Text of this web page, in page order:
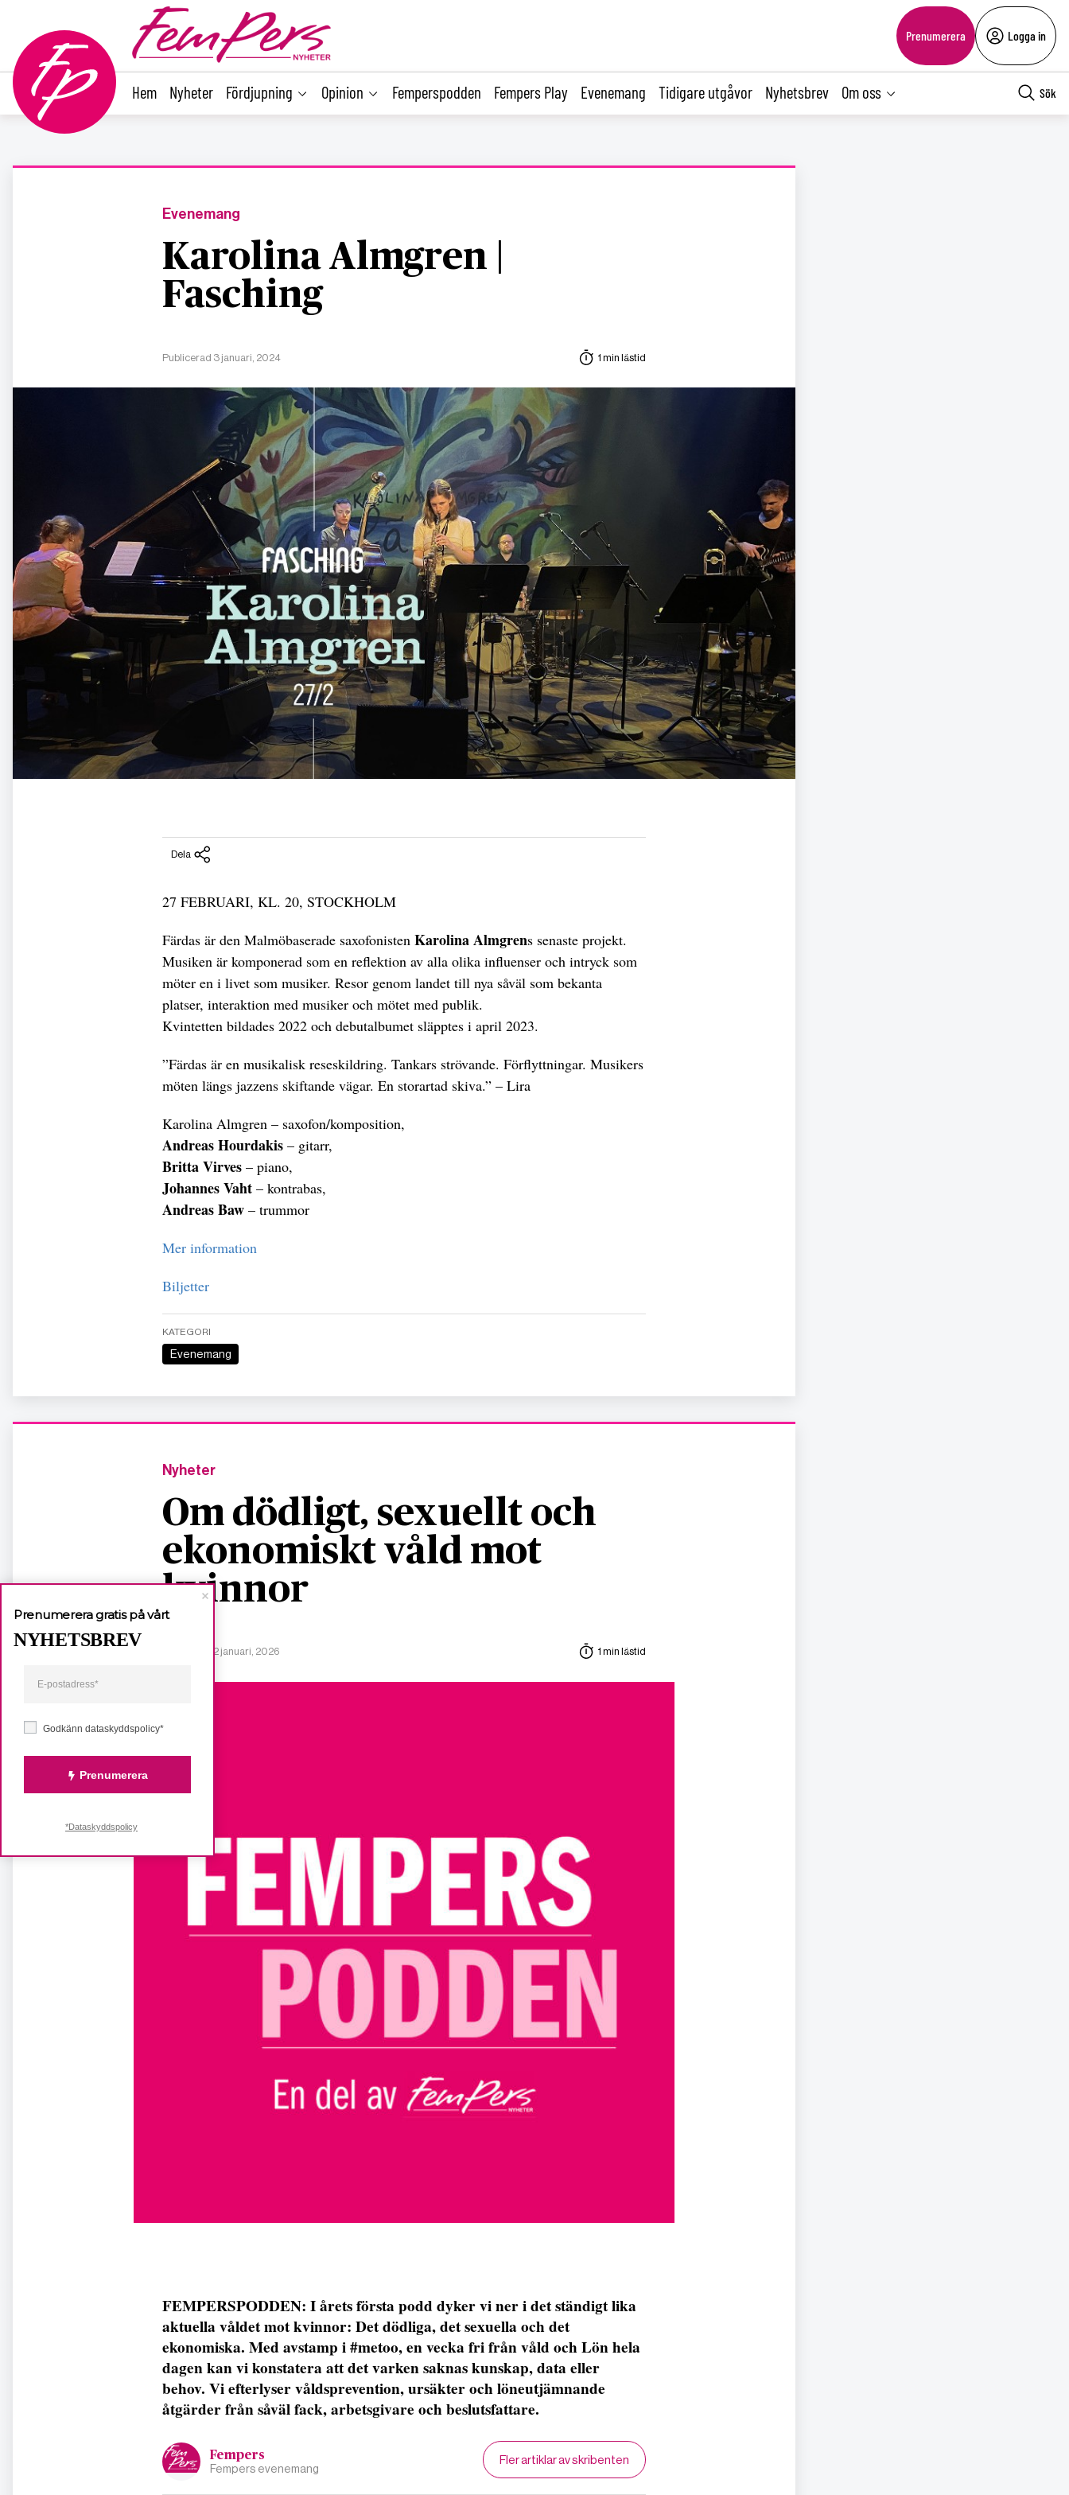
Prenumerera Logga in
Hem Nyheter Fördjupning Opinion Femperspodden Fempers Play Evenemang Tidigare utgåvor Nyhetsbrev Om oss Sök
Evenemang
Karolina Almgren |
Fasching
Publicerad 3 januari, 2024 1 min lästid
Dela
27 FEBRUARI, KL. 20, STOCKHOLM
Färdas är den Malmöbaserade saxofonisten Karolina Almgrens senaste projekt.
Musiken är komponerad som en reflektion av alla olika influenser och intryck som
möter en i livet som musiker. Resor genom landet till nya såväl som bekanta
platser, interaktion med musiker och mötet med publik.
Kvintetten bildades 2022 och debutalbumet släpptes i april 2023.
”Färdas är en musikalisk reseskildring. Tankars strövande. Förflyttningar. Musikers
möten längs jazzens skiftande vägar. En storartad skiva.” – Lira
Karolina Almgren – saxofon/komposition,
Andreas Hourdakis – gitarr,
Britta Virves – piano,
Johannes Vaht – kontrabas,
Andreas Baw – trummor
Mer information
Biljetter
KATEGORI
Evenemang
Nyheter
Om dödligt, sexuellt och
ekonomiskt våld mot
kvinnor
Publicerad 2 januari, 2026 1 min lästid
FEMPERSPODDEN: I årets första podd dyker vi ner i det ständigt lika
aktuella våldet mot kvinnor: Det dödliga, det sexuella och det
ekonomiska. Med avstamp i #metoo, en vecka fri från våld och Lön hela
dagen kan vi konstatera att det varken saknas kunskap, data eller
behov. Vi efterlyser våldsprevention, ursäkter och löneutjämnande
åtgärder från såväl fack, arbetsgivare och beslutsfattare.
Fempers
Fempers evenemang
Fler artiklar av skribenten
Godkänn dataskyddspolicy*
Prenumerera
Prenumerera gratis på vårt
NYHETSBREV
*Dataskyddspolicy